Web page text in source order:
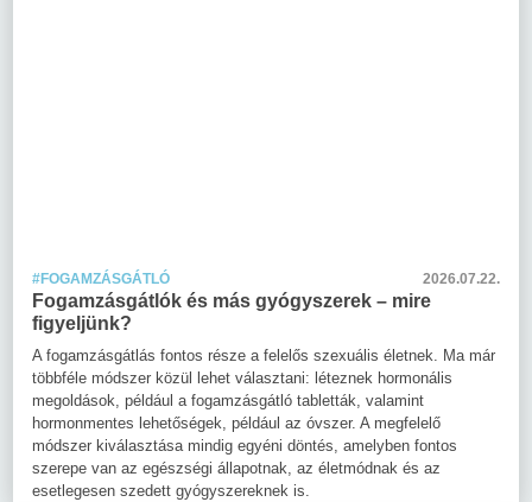
#FOGAMZÁSGÁTLÓ 2026.07.22.
Fogamzásgátlók és más gyógyszerek – mire
figyeljünk?
A fogamzásgátlás fontos része a felelős szexuális életnek. Ma már
többféle módszer közül lehet választani: léteznek hormonális
megoldások, például a fogamzásgátló tabletták, valamint
hormonmentes lehetőségek, például az óvszer. A megfelelő
módszer kiválasztása mindig egyéni döntés, amelyben fontos
szerepe van az egészségi állapotnak, az életmódnak és az
esetlegesen szedett gyógyszereknek is.